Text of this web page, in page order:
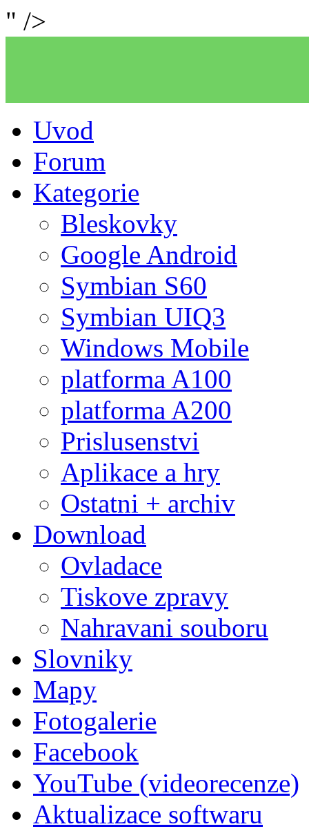
" />
Uvod
Forum
Kategorie
Bleskovky
Google Android
Symbian S60
Symbian UIQ3
Windows Mobile
platforma A100
platforma A200
Prislusenstvi
Aplikace a hry
Ostatni + archiv
Download
Ovladace
Tiskove zpravy
Nahravani souboru
Slovniky
Mapy
Fotogalerie
Facebook
YouTube (videorecenze)
Aktualizace softwaru